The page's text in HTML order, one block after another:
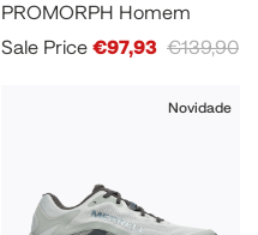
PROMORPH Homem
Sale Price €97,93 €139,90
Novidade